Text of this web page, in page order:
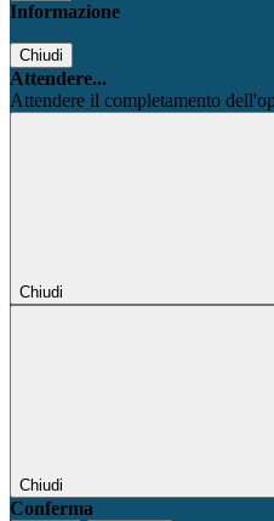
Informazione
Chiudi
Attendere...
Attendere il completamento
Chiudi
Chiudi
Conferma